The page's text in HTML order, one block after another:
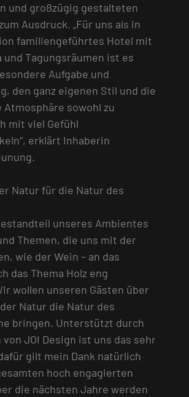
und großzügig gestalteten
Ausdruck. „Für uns als in
familiengeführtes Hotel mit
und Tagungsräumen ist es
Aufgabe und
den ganz eigenen Stil und die
sowohl zu
mit viel Gefühl
erklärt Inhaberin
Natur für die Natur des
unseres Ambientes
Themen, die uns mit der
wie der Wein – an das
das Thema Holz eng
wollen unseren Gästen über
Natur die Natur des
bringen. Unterstützt durch
JOI Design ist uns das sehr
gilt mein Dank natürlich
hoch engagierten
die nächsten Jahre werden